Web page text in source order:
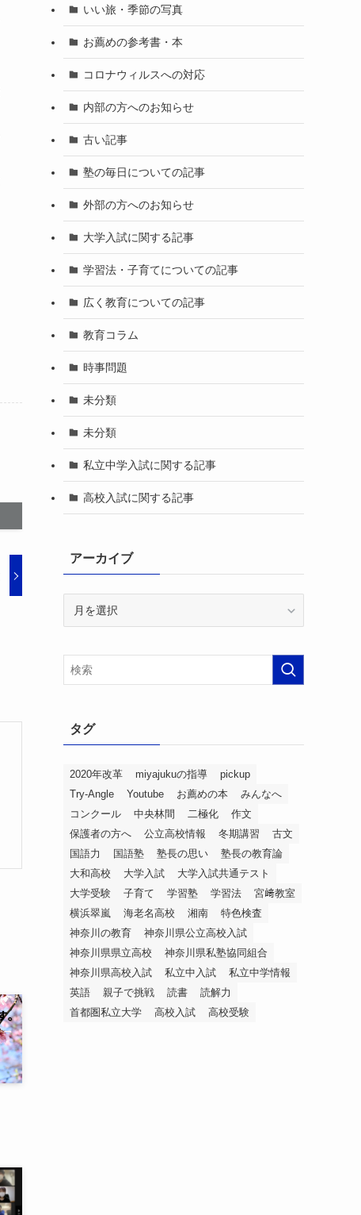
いい旅・季節の写真
お薦めの参考書・本
コロナウィルスへの対応
内部の方へのお知らせ
古い記事
塾の毎日についての記事
外部の方へのお知らせ
大学入試に関する記事
学習法・子育てについての記事
広く教育についての記事
教育コラム
時事問題
未分類
未分類
私立中学入試に関する記事
高校入試に関する記事
アーカイブ
イ
ブ
タグ
2020年改革 miyajukuの指導
pickup
Try-Angle
Youtube お薦めの本
みんなへ
コンクール
中央林間 二極化
作文
保護者の方へ
公立高校情報 冬期講習
古文
国語力
国語塾 塾長の思い
塾長の教育論
大和高校
大学入試
大学入試共通テスト
大学受験
子育て 学習塾 学習法
宮﨑教室
横浜翠嵐
海老名高校 湘南
特色検査
神奈川の教育
神奈川県公立高校入試
神奈川県県立高校
神奈川県私塾協同組合
神奈川県高校入試
私立中入試
私立中学情報
英語
親子で挑戦 読書
読解力
首都圏私立大学
高校入試 高校受験